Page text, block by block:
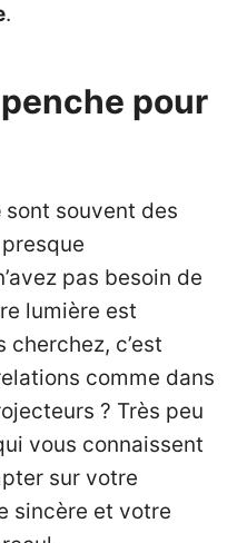
.
pour
sont souvent des
pas besoin de
lumière est
cherchez, c’est
comme dans
? Très peu
vous connaissent
sur votre
sincère et votre